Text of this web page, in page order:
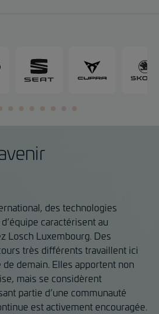
des technologies
caractérisent au
Losch Luxembourg. Des
très différents travaillent ici
demain. Elles apportent non
mais se considèrent
partie d’une communauté
est activement encouragée.